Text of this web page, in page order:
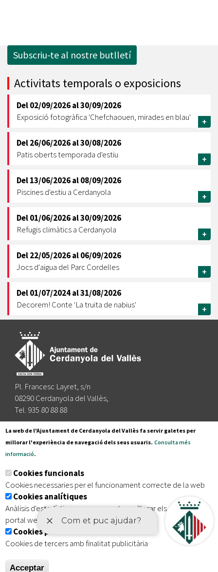
Subscriu-te al nostre butlletí
Activitats temporals o exposicions
Del02/09/2026al30/09/2026
Exposició fotogràfica 'Chefchaouen, mirades en blau'
+
Del26/06/2026al30/08/2026
Patis oberts temporada d'estiu
+
Del13/06/2026al08/09/2026
Piscines d'estiu a Cerdanyola
+
Del01/06/2026al30/09/2026
Refugis climàtics a Cerdanyola
+
Del22/05/2026al06/09/2026
Jocs d'aigua del Parc Cordelles
+
Del01/07/2024al31/08/2026
Decorem! Conte 'La truita de nabius'
+
Pl. Francesc Layret, s/n
08290 Cerdanyola del Vallès,
Tel. 935 80 88 88
Segueix-nos a:
Subscriu-te al nostre butlletí
Inici | Avís legal | Protecció de dades Mapa del lloc
| Accessibilitat
La web de l'Ajuntament de Cerdanyola del Vallès fa servir galetes per
millorar l'experiència de navegació dels seus usuaris. Consulta més
informació.
Cookies funcionals
Cookies necessaries per el funcionament correcte de la web
Cookies analítiques
Anàlisis d'estadístiques que permeten millorar els serveis del
portal web
Cookies publicitàries
Cookies de tercers amb finalitat publicitària
Acceptar